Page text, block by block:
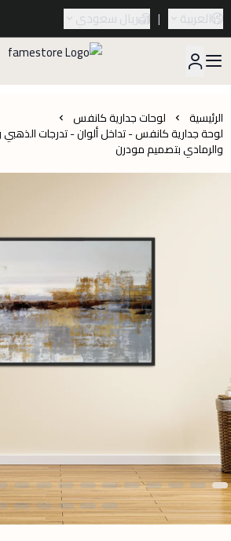
العربية | ريال سعودي
الرئيسية لوحات جدارية كانفس
لوحة جدارية كانفس - تداخل ألوان - تدرجات الذهبي
والرمادي بتصميم مودرن